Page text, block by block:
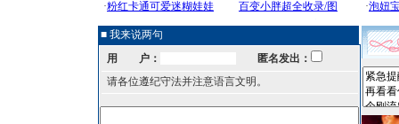
■ 我来说两句
用 户：
匿名发出：
请各位遵纪守法并注意语言文明。